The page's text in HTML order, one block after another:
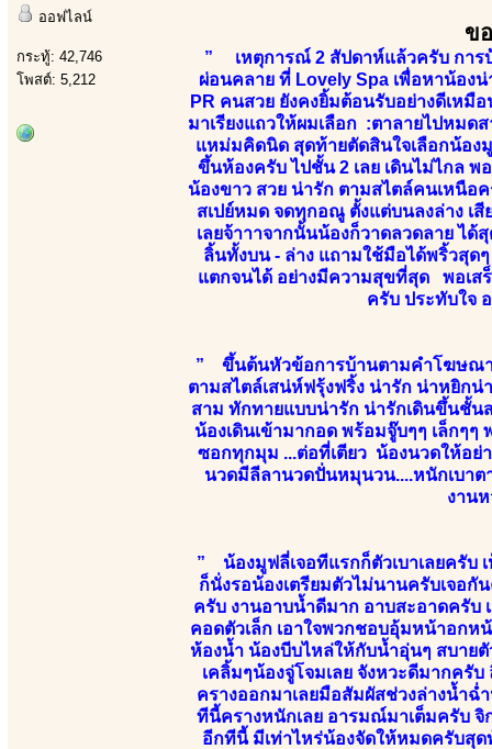
ออฟไลน์
กระทู้: 42,746
โพสต์: 5,212
ข
” เหตุการณ์ 2 สัปดาห์แล้วครับ การ
ผ่อนคลาย ที่ Lovely Spa เพื่อหาน้อง
PR คนสวย ยังคงยิ้มต้อนรับอย่างดีเห
มาเรียงแถวให้ผมเลือก :ตาลายไปหมด
แหม่มคิดนิด สุดท้ายตัดสินใจเลือกน้อง
ขึ้นห้องครับ ไปชั้น 2 เลย เดินไม่ไกล
น้องขาว สวย น่ารัก ตามสไตล์คนเหนื
สเปย์หมด จดทุกอณู ตั้งแต่บนลงล่าง เ
เลยจ้าาาจากนั้นน้องก็วาดลวดลาย ไ
ลิ้นทั้งบน - ล่าง แถามใช้มือได้พริ้วสุ
แตกจนได้ อย่างมีความสุขที่สุด พอเส
ครับ ประทับใจ
” ขึ้นต้นหัวข้อการบ้านตามคำโฆษณา
ตามสไตล์เสน่ห์ฟรุ้งฟริ้ง น่ารัก น่าหยิก
สาม ทักทายแบบน่ารัก น่ารักเดินขึ้นชั้น
น้องเดินเข้ามากอด พร้อมจู๊บๆๆ เล็กๆ
ซอกทุกมุม ...ต่อที่เตียว น้องนวดให้อย่
นวดมีลีลานวดปั่นหมุนวน....หนักเบาต
งาน
” น้องมูฟลี่เจอทีแรกก็ตัวเบาเลยครับ
ก็นั่งรอน้องเตรียมตัวไม่นานครับเจอ
ครับ งานอาบน้ำดีมาก อาบสะอาดครับ
คอดตัวเล็ก เอาใจพวกชอบอุ้มหน้าอกห
ห้องน้ำ น้องบีบไหล่ให้กับน้ำอุ่นๆ สบาย
เคลิ้มๆน้องจู่โจมเลย จังหวะดีมากครั
ครางออกมาเลยมือสัมผัสช่วงล่างน้ำฉ่
ทีนี้ครางหนักเลย อารมณ์มาเต็มครับ
อีกทีนี้ มีเท่าไหร่น้องจัดให้หมดครับสุด